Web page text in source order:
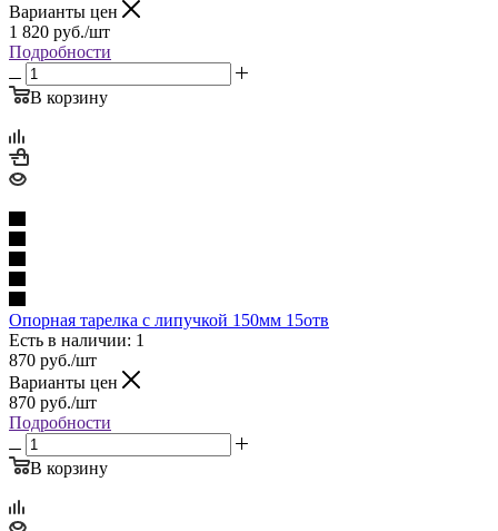
Варианты цен
1 820 руб./шт
Подробности
В корзину
Опорная тарелка с липучкой 150мм 15отв
Есть в наличии: 1
870 руб./шт
Варианты цен
870 руб./шт
Подробности
В корзину